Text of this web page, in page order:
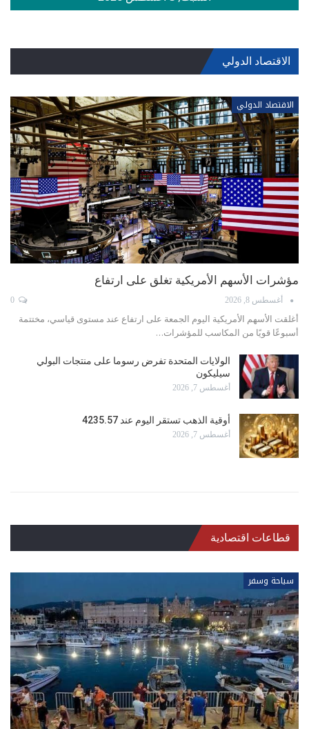
الاقتصاد الدولي
الاقتصاد الدولي
مؤشرات الأسهم الأمريكية تغلق على ارتفاع
أغسطس 8, 2026
أغلقت الأسهم ‌الأمريكية اليوم الجمعة على ارتفاع عند مستوى قياسي، مختتمة
أسبوعًا قويًا من المكاسب للمؤشرات…
الولايات المتحدة تفرض رسوما على منتجات البولي
سيليكون
أغسطس 7, 2026
أوقية الذهب تستقر اليوم عند 4235.57
أغسطس 7, 2026
قطاعات اقتصادية
سياحة وسفر